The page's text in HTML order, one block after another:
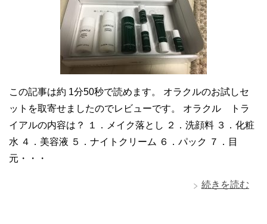
この記事は約 1分50秒で読めます。 オラクルのお試しセ
ットを取寄せましたのでレビューです。 オラクル トラ
イアルの内容は？ １．メイク落とし ２．洗顔料 ３．化粧
水 ４．美容液 ５．ナイトクリーム ６．パック ７．目
元・・・
続きを読む